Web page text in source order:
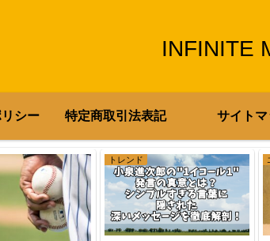
INFINITE
シー 特定商取引法表記 サイト
トレンド